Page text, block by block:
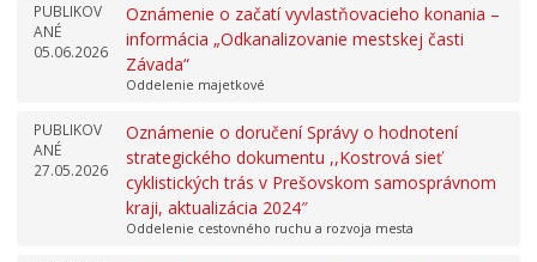
PUBLIKOV
ANÉ
05.06.2026
Oznámenie o začatí vyvlastňovacieho konania –
informácia „Odkanalizovanie mestskej časti
Závada“
Oddelenie majetkové
PUBLIKOV
ANÉ
27.05.2026
Oznámenie o doručení Správy o hodnotení
strategického dokumentu ,,Kostrová sieť
cyklistických trás v Prešovskom samosprávnom
kraji, aktualizácia 2024″
Oddelenie cestovného ruchu a rozvoja mesta